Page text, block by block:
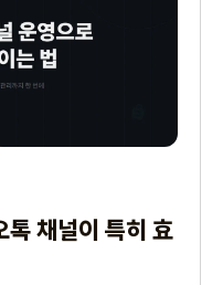
톡 채널이 특히 효